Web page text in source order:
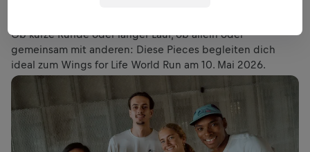
Ob kurze Runde oder langer Lauf, ob allein oder
gemeinsam mit anderen: Diese Pieces begleiten dich
ideal zum Wings for Life World Run am 10. Mai 2026.